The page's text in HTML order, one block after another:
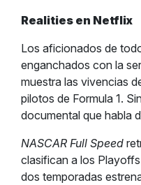
Realities en Netflix
Los aficionados de
enganchados con la
muestra las vivencias
pilotos de Formula 1.
documental que habla
NASCAR Full Speed
clasifican a los
dos temporadas